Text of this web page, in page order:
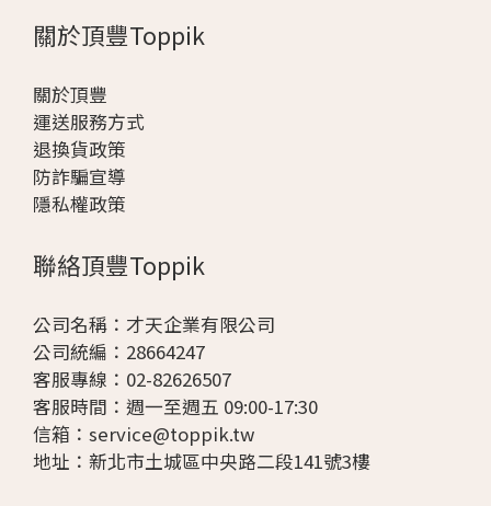
關於頂豐Toppik
關於頂豐
運送服務方式
退換貨政策
防詐騙宣導
隱私權政策
聯絡頂豐Toppik
公司名稱：才天企業有限公司
公司統編：28664247
客服專線：02-82626507
客服時間：週一至週五 09:00-17:30
信箱： service@toppik.tw
地址： 新北市土城區中央路二段141號3樓